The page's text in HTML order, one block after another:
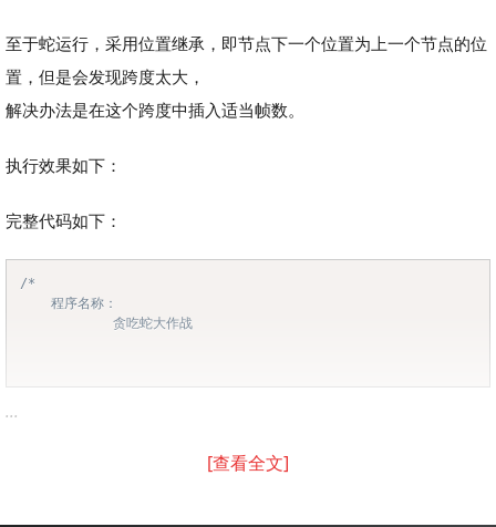
至于蛇运行，采用位置继承，即节点下一个位置为上一个节点的位
置，但是会发现跨度太大，
解决办法是在这个跨度中插入适当帧数。
执行效果如下：
完整代码如下：
/*
...
[查看全文]